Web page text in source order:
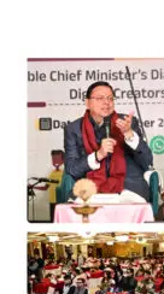
p
p
o
k